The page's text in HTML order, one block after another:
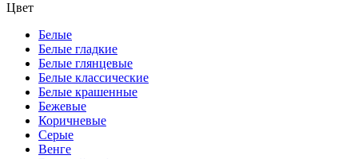
Цвет
Белые
Белые гладкие
Белые глянцевые
Белые классические
Белые крашенные
Бежевые
Коричневые
Серые
Венге